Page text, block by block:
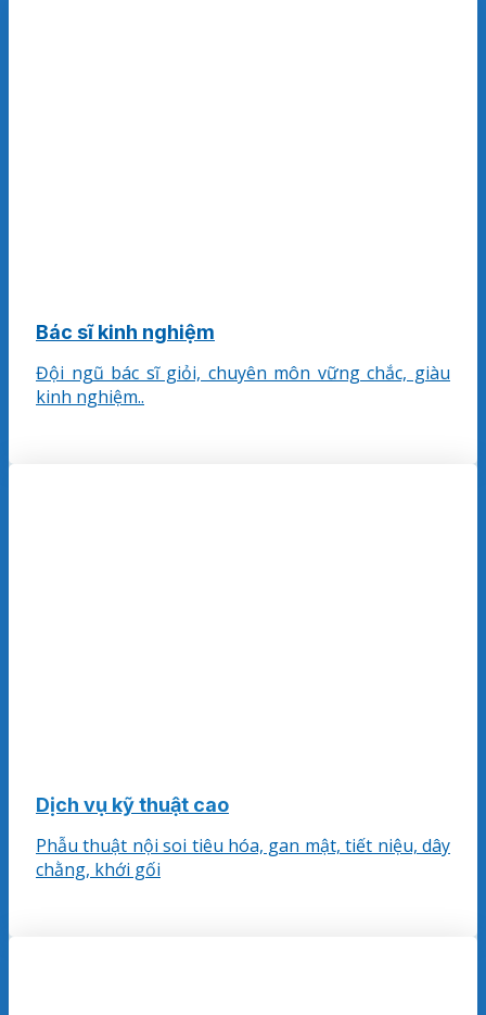
Bác sĩ kinh nghiệm
Đội ngũ bác sĩ giỏi, chuyên môn vững chắc, giàu
kinh nghiệm..
Dịch vụ kỹ thuật cao
Phẫu thuật nội soi tiêu hóa, gan mật, tiết niệu, dây
chằng, khới gối